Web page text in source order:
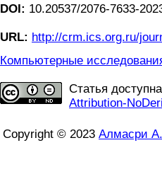
DOI: 10.20537/2076-7633-
URL: http://crm.ics.org.ru/
Компьютерные
Статья
Attribution-
Copyright © 2023 Алмасри А.